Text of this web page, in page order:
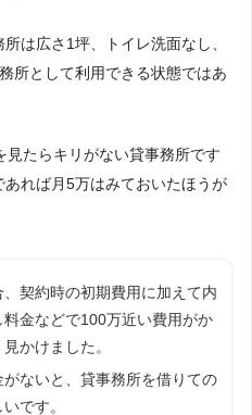
は広さ1坪、トイレ洗面なし、
所として利用できる状態ではあ
たらキリがない貸事務所です
れば月5万はみておいたほうが
契約時の初期費用に加えて内
金などで100万近い費用がか
かけました。
がないと、貸事務所を借りての
です。